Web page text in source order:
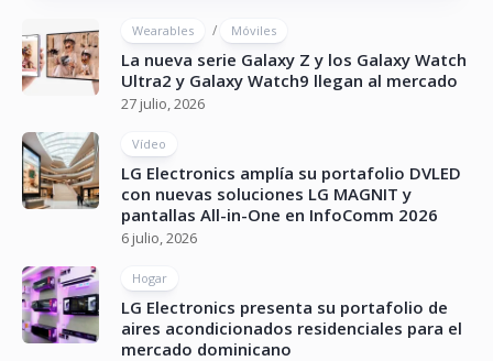
Wearables / Móviles
La nueva serie Galaxy Z y los Galaxy Watch
Ultra2 y Galaxy Watch9 llegan al mercado
27 julio, 2026
Vídeo
LG Electronics amplía su portafolio DVLED
con nuevas soluciones LG MAGNIT y
pantallas All-in-One en InfoComm 2026
6 julio, 2026
Hogar
LG Electronics presenta su portafolio de
aires acondicionados residenciales para el
mercado dominicano